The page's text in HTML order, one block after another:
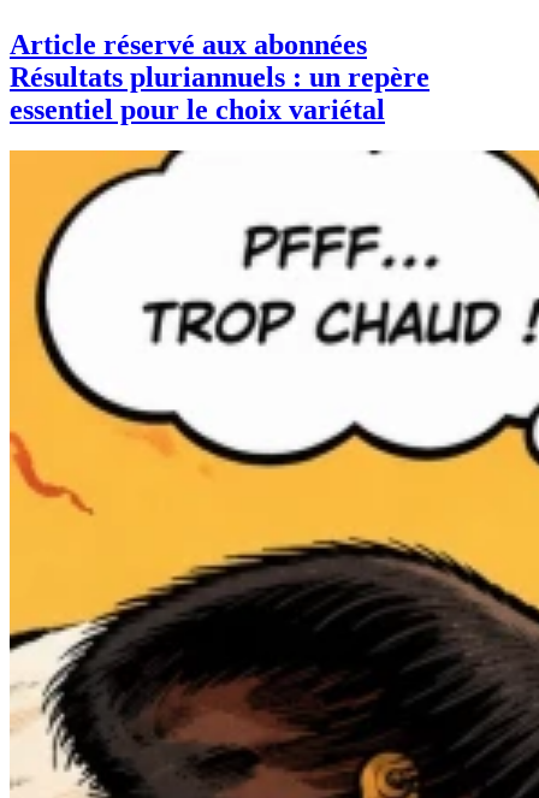
Article réservé aux abonnées
Résultats pluriannuels : un repère
essentiel pour le choix variétal